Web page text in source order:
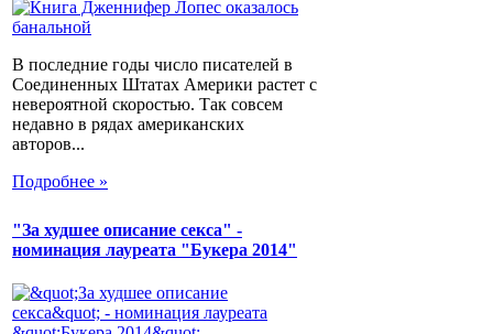
В последние годы число писателей в
Соединенных Штатах Америки растет с
невероятной скоростью. Так совсем
недавно в рядах американских
авторов...
Подробнее »
"За худшее описание секса" -
номинация лауреата "Букера 2014"